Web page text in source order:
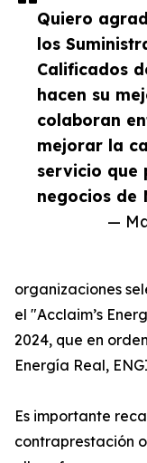
Quiero
los
Calificados
hacen su
colaboran
mejorar la
servicio que
negocios de
—
organizaciones
el "Acclaim’s
2024, que en
Energía Real,
Es importante
contraprestación